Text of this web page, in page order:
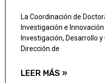
La Coordinación de
Investigación e
Investigación, Desarrollo
Dirección de
LEER MÁS »